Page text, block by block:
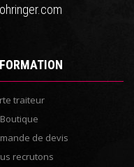
traiteur
de devis
recrutons